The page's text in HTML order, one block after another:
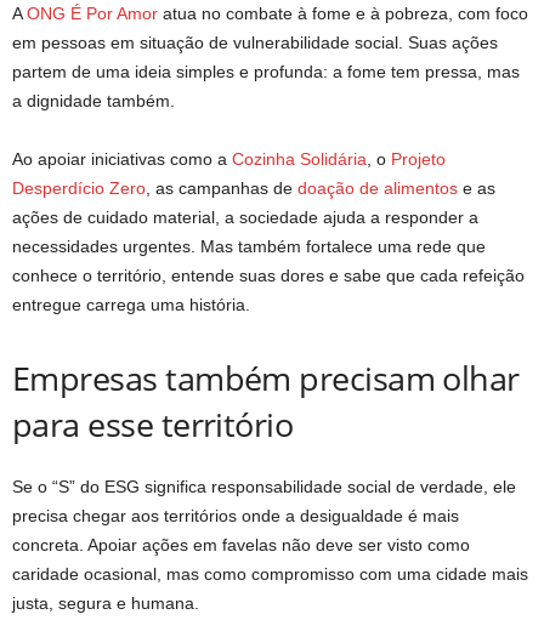
AONG É Por Amor atua no combate à fome e à pobreza, com foco
em pessoas em situação de vulnerabilidade social. Suas ações
partem de uma ideia simples e profunda: a fome tem pressa, mas
a dignidade também.
Ao apoiar iniciativas como a Cozinha Solidária , o Projeto
Desperdício Zero , as campanhas de doação de alimentos e as
ações de cuidado material, a sociedade ajuda a responder a
necessidades urgentes. Mas também fortalece uma rede que
conhece o território, entende suas dores e sabe que cada refeição
entregue carrega uma história.
Empresas também precisam olhar
para esse território
Se o “S” do ESG significa responsabilidade social de verdade, ele
precisa chegar aos territórios onde a desigualdade é mais
concreta. Apoiar ações em favelas não deve ser visto como
caridade ocasional, mas como compromisso com uma cidade mais
justa, segura e humana.